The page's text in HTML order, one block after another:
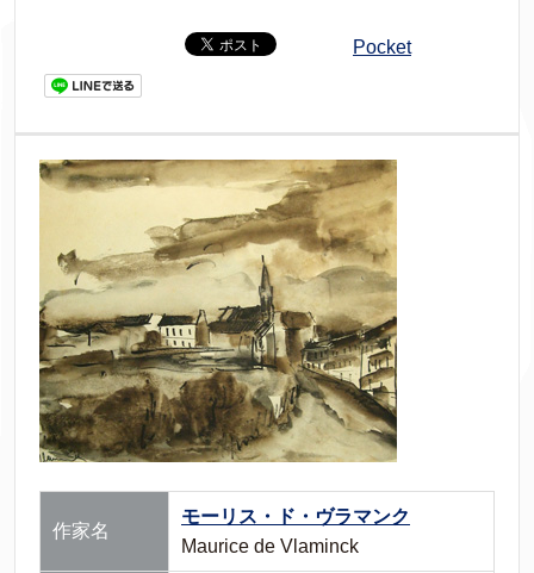
Pocket
作家名
モーリス・ド・ヴラマンク
Maurice de Vlaminck